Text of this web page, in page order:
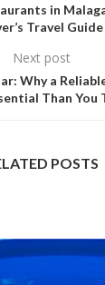
in
Travel Guide
Next post
Why a
Than You
POSTS